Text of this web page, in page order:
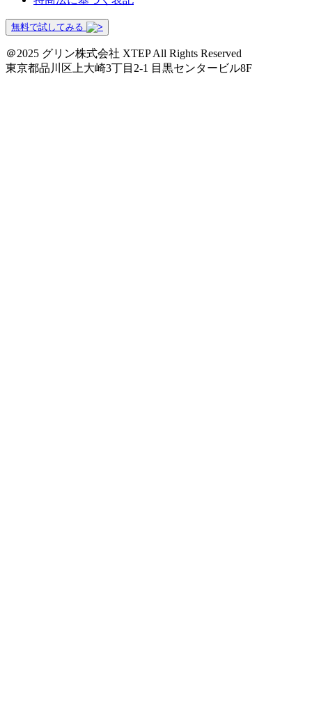
無料で試してみる
＠2025 グリン株式会社 XTEP All Rights Reserved
東京都品川区上大崎3丁目2-1 目黒センタービル8F